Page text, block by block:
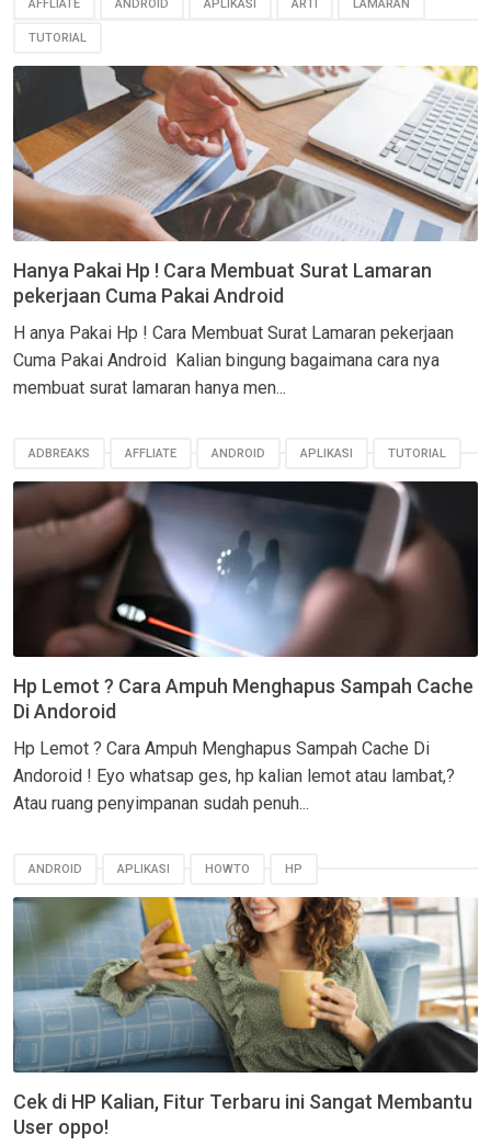
AFFLIATE ANDROID APLIKASI ARTI LAMARAN
TUTORIAL
Hanya Pakai Hp ! Cara Membuat Surat Lamaran
pekerjaan Cuma Pakai Android
H anya Pakai Hp ! Cara Membuat Surat Lamaran pekerjaan
Cuma Pakai Android Kalian bingung bagaimana cara nya
membuat surat lamaran hanya men...
ADBREAKS AFFLIATE ANDROID APLIKASI TUTORIAL
Hp Lemot ? Cara Ampuh Menghapus Sampah Cache
Di Andoroid
Hp Lemot ? Cara Ampuh Menghapus Sampah Cache Di
Andoroid ! Eyo whatsap ges, hp kalian lemot atau lambat,?
Atau ruang penyimpanan sudah penuh...
ANDROID APLIKASI HOWTO HP
Cek di HP Kalian, Fitur Terbaru ini Sangat Membantu
User oppo!